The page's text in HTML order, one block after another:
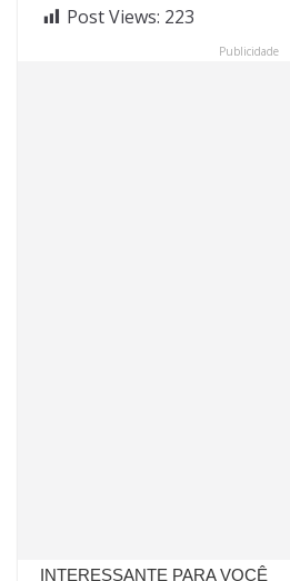
Post Views: 223
Publicidade